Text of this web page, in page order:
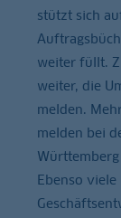
stützt sich
weiter füllt.
weiter, die
melden.
melden bei
Ebenso